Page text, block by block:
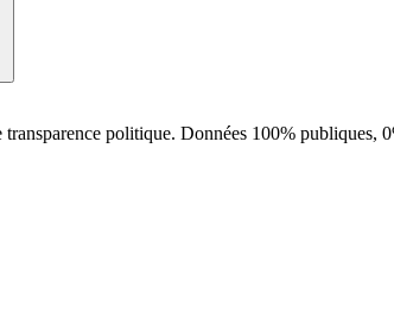
transparence politique. Données 100% publiques,